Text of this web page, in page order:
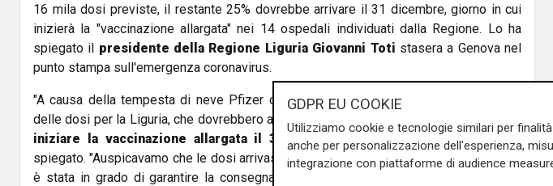
16 mila dosi previste, il restante 25% dovrebbe arrivare il 31 dicembre, giorno in cui
inizierà la "vaccinazione allargata" nei 14 ospedali individuati dalla Regione. Lo ha
spiegato il presidente della Regione Liguria Giovanni Toti stasera a Genova nel
punto stampa sull'emergenza coronavirus.
"A causa della tempesta di neve Pfizer consegnerà il 30 dicembre a Milano il 75%
delle dosi per la Liguria, che dovrebbero arrivare a Genova entro le ore 14, in modo da
iniziare la vaccinazione allargata il 31 dicembre mattina
nei 14 centri", ha
spiegato. "Auspicavamo che le dosi arrivassero già oggi, evidentemente l'azienda non
è stata in grado di garantire la consegna, mi auguro che non sia il preludio di altri
GDPR EU COOKIE
Utilizziamo cookie e tecnologie similari per
anche per personalizzazione dell'esperienza,
integrazione con piattaforme di audience